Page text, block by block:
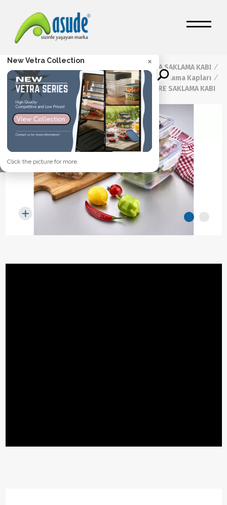
New Vetra Collection ×
Click the picture for more.
GIDA SAKLAMA KABI /
Sızdırmaz Saklama Kapları /
0,5 LT SIZDIRMAZ KARE SAKLAMA KABI